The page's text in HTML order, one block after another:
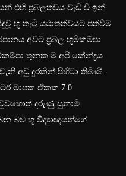
එහි ප්‍රබලත්වය වැඩි වී ඉන්
භූ තැටි යථාතත්වයට පත්වීම
අවට ප්‍රබල භූමිකම්පා
තුනක ම අපි කේන්ද්‍රය
අඩු දුරකින් පිහිටා තිබිණි.
මාපක ඒකක 7.0
දරුණු සුනාමි
බව භූ විද්‍යාඥයන්ගේ